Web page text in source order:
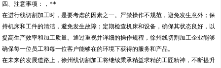
四、注意事项：，**
在进行线切割加工时，是要考虑的因素之一。严禁操作不规范，避免发生意外；保
持机床和工件的清洁，避免发生故障；定期检查机床和设备，确保其状态良好，以
提高生产效率和加工质量。通过重视并详细的操作规程，徐州线切割加工企业能够
确保每一位员工和每一位客户能够在的环境下获得的服务和产品。
在未来的发展道路上，徐州线切割加工将继续秉承精益求精的工匠精神，不断提升